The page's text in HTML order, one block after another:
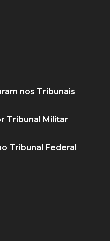
nos Tribunais
Tribunal Militar
Tribunal Federal